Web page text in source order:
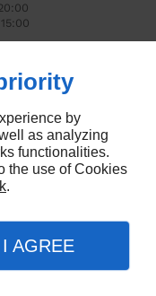
rendez-vous
by
as analyzing
functionalities.
the use of Cookies
.
I AGREE